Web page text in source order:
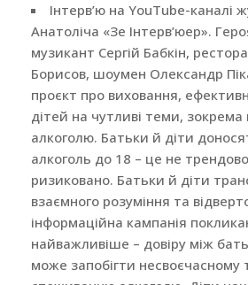
Інтерв’ю на YouTube-каналі
Анатоліча «Зе Інтерв’юер».
музикант Сергій Бабкін,
Борисов, шоумен Олександр
проєкт про виховання,
дітей на чутливі теми,
алкоголю. Батьки й діти
алкоголь до 18 – це не
ризиковано. Батьки й діти
взаємного розуміння та
інформаційна кампанія
найважливіше – довіру між
може запобігти несвоєчасному